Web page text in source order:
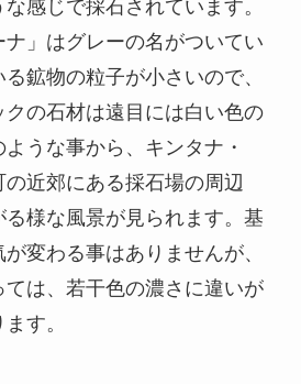
感じで採石されています。
ナ」はグレーの名がついてい
鉱物の粒子が小さいので、
の石材は遠目には白い色の
うな事から、キンタナ・
近郊にある採石場の周辺
様な風景が見られます。基
変わる事はありませんが、
は、若干色の濃さに違いが
す。